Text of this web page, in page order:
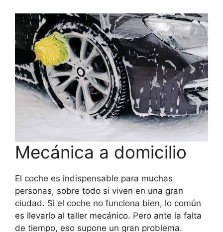
Mecánica a domicilio
El coche es indispensable para muchas
personas, sobre todo si viven en una gran
ciudad. Si el coche no funciona bien, lo común
es llevarlo al taller mecánico. Pero ante la falta
de tiempo, eso supone un gran problema.